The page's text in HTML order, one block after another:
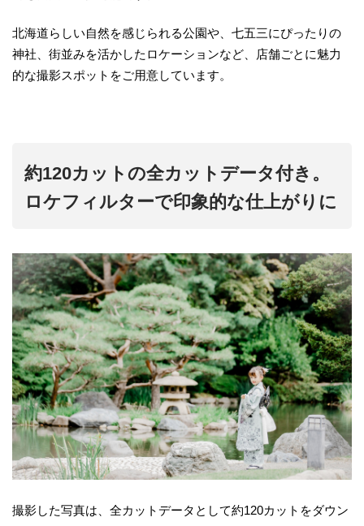
北海道らしい自然を感じられる公園や、七五三にぴったりの
神社、街並みを活かしたロケーションなど、店舗ごとに魅力
的な撮影スポットをご用意しています。
約120カットの全カットデータ付き。
ロケフィルターで印象的な仕上がりに
撮影した写真は、全カットデータとして約120カットをダウン